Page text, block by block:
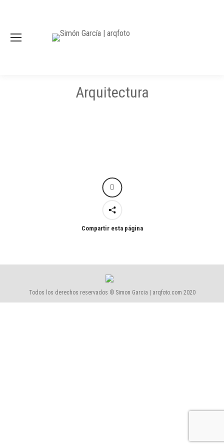
Arquitectura
Compartir esta página
Todos los derechos reservados © Simon Garcia | arqfoto.com 2020